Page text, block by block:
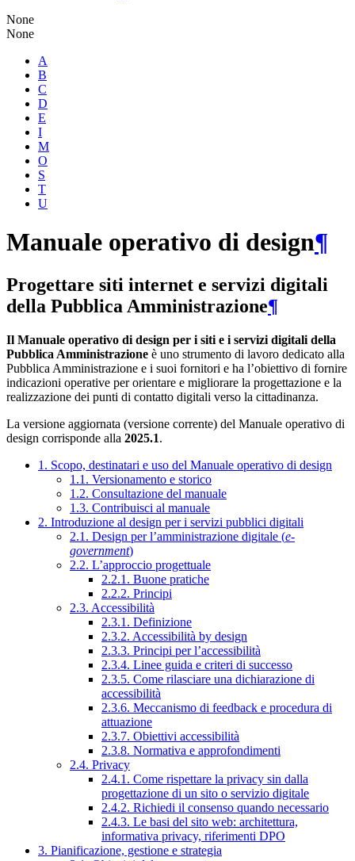
None
None
A
B
C
D
E
I
M
O
S
T
U
Manuale operativo di design¶
Progettare siti internet e servizi digitali
della Pubblica Amministrazione¶
Il Manuale operativo di design per i siti e i servizi digitali della
Pubblica Amministrazione è uno strumento di lavoro dedicato alla
Pubblica Amministrazione e i suoi fornitori e ha l’obiettivo di fornire
indicazioni operative per orientare e migliorare la progettazione e la
realizzazione dei punti di contatto digitali verso la cittadinanza.
La versione aggiornata (versione corrente) del Manuale operativo di
design corrisponde alla 2025.1.
1. Scopo, destinatari e uso del Manuale operativo di design
1.1. Versionamento e storico
1.2. Consultazione del manuale
1.3. Contribuisci al manuale
2. Introduzione al design per i servizi pubblici digitali
2.1. Design per l’amministrazione digitale (e-
government)
2.2. L’approccio progettuale
2.2.1. Buone pratiche
2.2.2. Principi
2.3. Accessibilità
2.3.1. Definizione
2.3.2. Accessibilità by design
2.3.3. Principi per l’accessibilità
2.3.4. Linee guida e criteri di successo
2.3.5. Come rilasciare una dichiarazione di
accessibilità
2.3.6. Meccanismo di feedback e procedura di
attuazione
2.3.7. Obiettivi accessibilità
2.3.8. Normativa e approfondimenti
2.4. Privacy
2.4.1. Come rispettare la privacy sin dalla
progettazione di un sito o servizio digitale
2.4.2. Richiedi il consenso quando necessario
2.4.3. Le basi del sito web: architettura,
informativa privacy, riferimenti DPO
3. Pianificazione, gestione e strategia